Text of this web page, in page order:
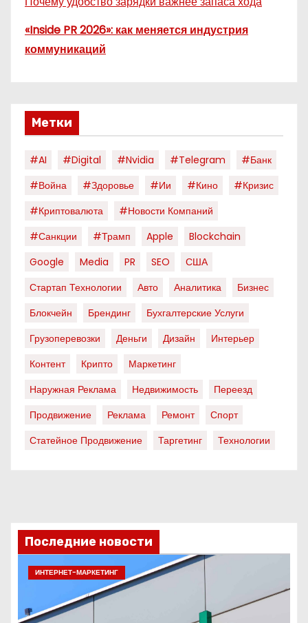
«Inside PR 2026»: как меняется индустрия
коммуникаций
Метки
#AI #digital #nvidia #telegram
#банк
#война
#здоровье #ии #кино
#кризис
#криптовалюта
#новости Компаний
#санкции
#трамп Apple
Blockchain
Google
Media PR SEO
США
Стартап Технологии
Авто Аналитика
Бизнес
Блокчейн
Брендинг
Бухгалтерские Услуги
Грузоперевозки
Деньги Дизайн
Интерьер
Контент
Крипто
Маркетинг
Наружная Реклама
Недвижимость
Переезд
Продвижение
Реклама Ремонт
Спорт
Статейное Продвижение
Таргетинг Технологии
Последние новости
ИНТЕРНЕТ-МАРКЕТИНГ